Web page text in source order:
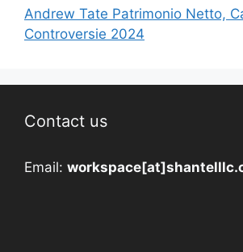
Andrew Tate Patrimonio Netto,
Controversie 2024
Contact us
Email: